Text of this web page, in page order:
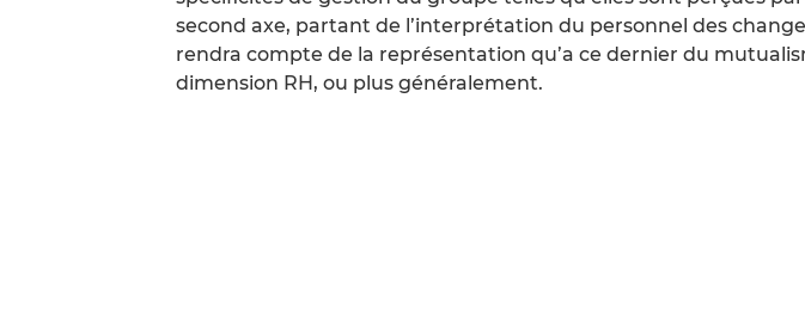
second axe, partant de l’interprétation du personnel des
rendra compte de la représentation qu’a ce dernier du
dimension RH, ou plus généralement.